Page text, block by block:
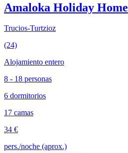
Amaloka Holiday Home
Trucios-Turtzioz
(24)
Alojamiento entero
8 - 18 personas
6 dormitorios
17 camas
34 €
pers./noche (aprox.)